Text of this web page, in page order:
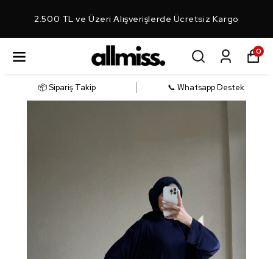
2.500 TL ve Üzeri Alışverişlerde Ücretsiz Kargo
0
📦 Sipariş Takip 📞 Whatsapp Destek